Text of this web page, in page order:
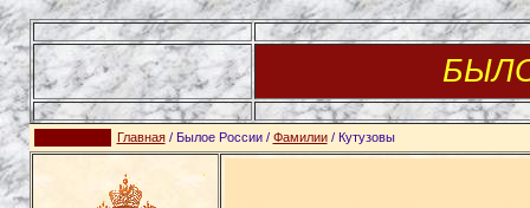
Главная/ Былое России / Фамилии/ Кутузовы